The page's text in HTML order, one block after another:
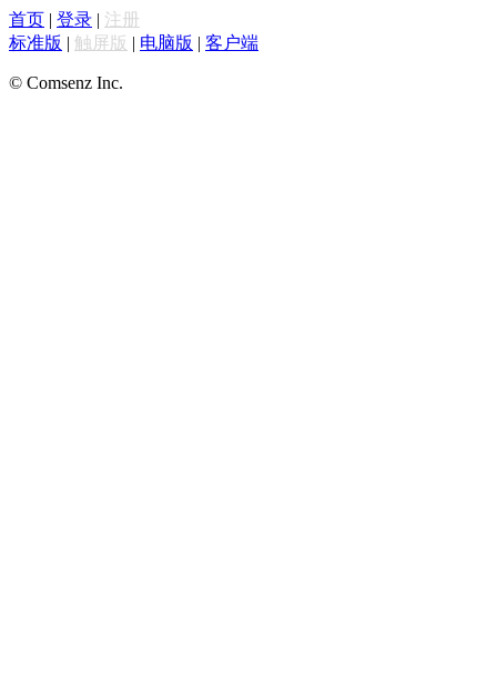
首页 | 登录 | 注册
标准版 | 触屏版 | 电脑版 | 客户端
© Comsenz Inc.